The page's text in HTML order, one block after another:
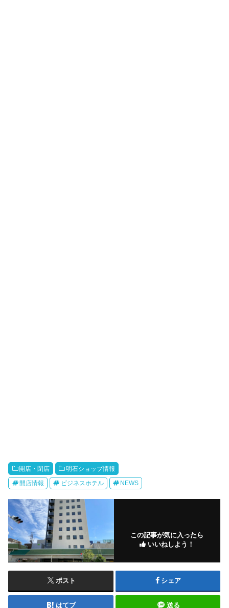
開店・閉店 明石ショップ情報
開店情報 ビジネスホテル NEWS
この記事が気に入ったら
いいねしよう！
ポスト シェア
はてブ 送る